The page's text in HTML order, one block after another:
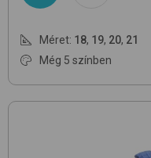
Méret: 18, 19, 20, 21
Még 5 színben